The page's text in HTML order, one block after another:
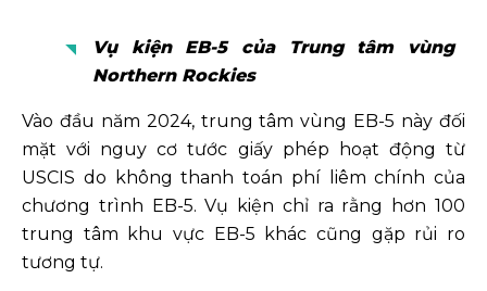
Vụ kiện EB-5 của Trung tâm vùng
Northern Rockies
Vào đầu năm 2024, trung tâm vùng EB-5 này đối
mặt với nguy cơ tước giấy phép hoạt động từ
USCIS do không thanh toán phí liêm chính của
chương trình EB-5. Vụ kiện chỉ ra rằng hơn 100
trung tâm khu vực EB-5 khác cũng gặp rủi ro
tương tự.